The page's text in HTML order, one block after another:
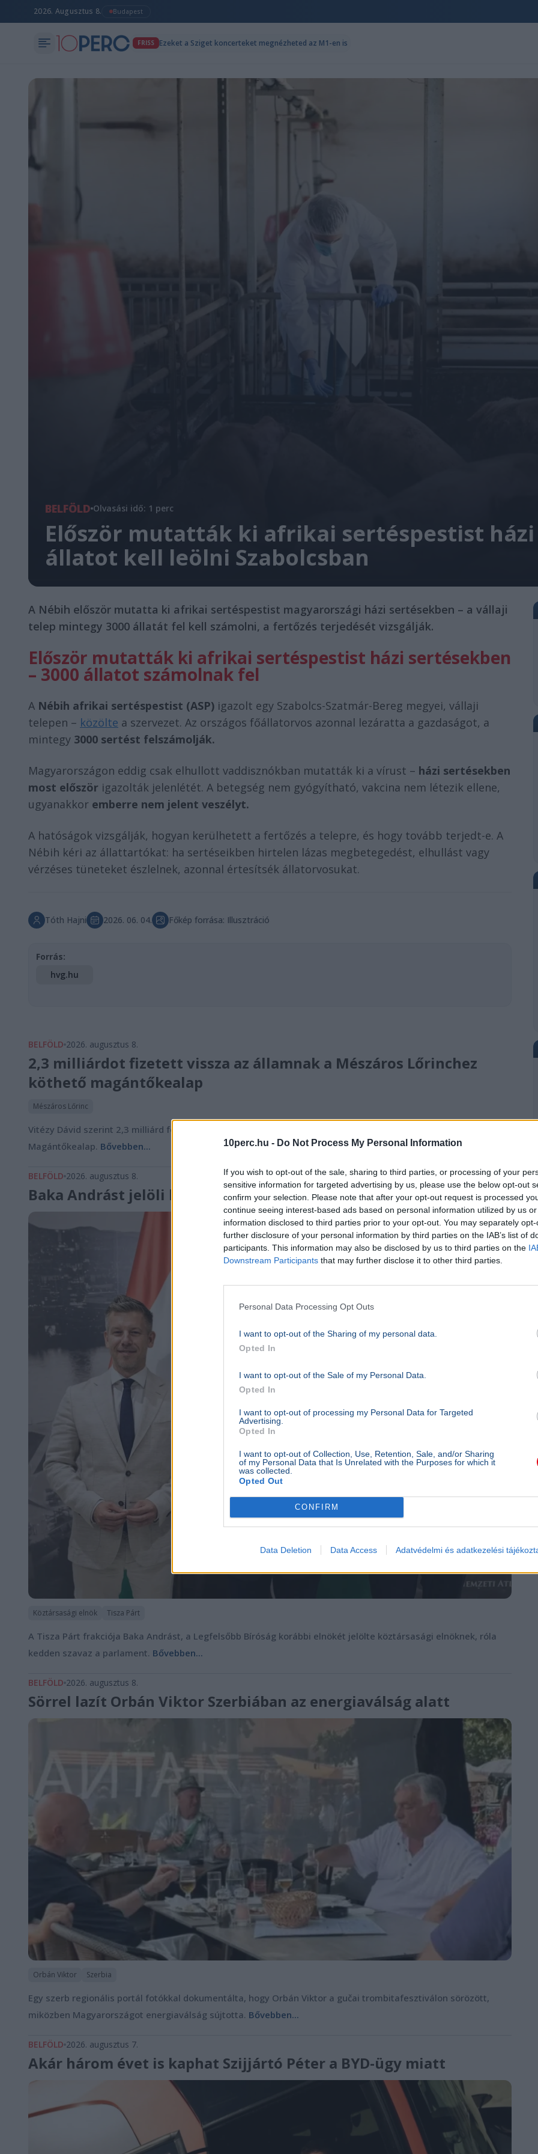
10perc.hu - Do Not Process My Personal Information
If you wish to opt-out of the sale, sharing to third parties, or processing of your
sensitive information for targeted advertising by us, please use the below opt-out
confirm your selection. Please note that after your opt-out request is processed
continue seeing interest-based ads based on personal information utilized by us
information disclosed to third parties prior to your opt-out. You may separately
further disclosure of your personal information by third parties on the IAB’s list of
participants. This information may also be disclosed by us to third parties on the
Downstream Participants that may further disclose it to other third parties.
Personal Data Processing Opt Outs
I want to opt-out of the Sharing of my personal data.
Opted In
I want to opt-out of the Sale of my Personal Data.
Opted In
I want to opt-out of processing my Personal Data for Targeted
Advertising.
Opted In
I want to opt-out of Collection, Use, Retention, Sale, and/or Sharing
of my Personal Data that Is Unrelated with the Purposes for which it
was collected.
Opted Out
CONFIRM
Data Deletion Data Access Adatvédelmi és adatkezelési
2026. Augusztus 8. Budapest
FRISS Ezeket a Sziget koncerteket megnézheted az M1-en is
BELFÖLD Olvasási idő: 1 perc
Először mutatták ki afrikai sertéspestist házi
állatot kell leölni Szabolcsban
A Nébih először mutatta ki afrikai sertéspestist magyarországi házi sertésekben – a vállaji
telep mintegy 3000 állatát fel kell számolni, a fertőzés terjedését vizsgálják.
Először mutatták ki afrikai sertéspestist házi sertésekben
– 3000 állatot számolnak fel
A Nébih afrikai sertéspestist (ASP) igazolt egy Szabolcs-Szatmár-Bereg megyei, vállaji
telepen – közölte a szervezet. Az országos főállatorvos azonnal lezáratta a gazdaságot, a
mintegy 3000 sertést felszámolják.
Magyarországon eddig csak elhullott vaddisznókban mutatták ki a vírust – házi sertésekben
most először igazolták jelenlétét. A betegség nem gyógyítható, vakcina nem létezik ellene,
ugyanakkor emberre nem jelent veszélyt.
A hatóságok vizsgálják, hogyan kerülhetett a fertőzés a telepre, és hogy tovább terjedt-e. A
Nébih kéri az állattartókat: ha sertéseikben hirtelen lázas megbetegedést, elhullást vagy
vérzéses tüneteket észlelnek, azonnal értesítsék állatorvosukat.
Tóth Hajni 2026. 06. 04. Főkép forrása: Illusztráció
Forrás:
hvg.hu
BELFÖLD 2026. augusztus 8.
2,3 milliárdot fizetett vissza az államnak a Mészáros Lőrinchez
köthető magántőkealap
Mészáros Lőrinc
Vitézy Dávid szerint 2,3 milliárd forintot fizetett vissza az államnak a Mészáros Lőrinchez köthető Prime Tech
Magántőkealap. Bővebben...
BELFÖLD 2026. augusztus 8.
Baka Andrást jelöli köztársasági elnöknek a Tisza
Köztársasági elnök Tisza Párt
A Tisza Párt frakciója Baka Andrást, a Legfelsőbb Bíróság korábbi elnökét jelölte köztársasági elnöknek, róla
kedden szavaz a parlament. Bővebben...
BELFÖLD 2026. augusztus 8.
Sörrel lazít Orbán Viktor Szerbiában az energiaválság alatt
Orbán Viktor Szerbia
Egy szerb regionális portál fotókkal dokumentálta, hogy Orbán Viktor a gučai trombitafesztiválon sörözött,
miközben Magyarországot energiaválság sújtotta. Bővebben...
BELFÖLD 2026. augusztus 7.
Akár három évet is kaphat Szijjártó Péter a BYD-ügy miatt